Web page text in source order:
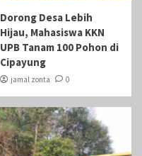
Dorong Desa Lebih
Hijau, Mahasiswa KKN
UPB Tanam 100 Pohon di
Cipayung
jamal zonta 0